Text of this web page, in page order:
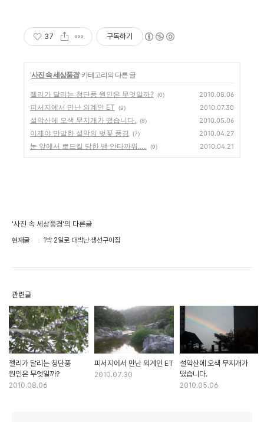
37 구독하기
'사진 속 세상풍경' 카테고리의 다른 글
젤리가 달리는 청단풍 원인은 무엇일까? (0) 2010.08.06
피서지에서 만난 외계인 ET (9) 2010.07.30
설악산에 오색 무지개가 떴습니다. (8) 2010.05.06
이제야 만발한 설악의 벚꽃 풍경 (7) 2010.04.27
눈 앞에서 로드킬 당한 뱀 안타까워..... (9) 2010.04.21
'사진 속 세상풍경'의 다른글
현재글 1박 2일로 대박난 생선구이집
관련글
젤리가 달리는 청단풍
원인은 무엇일까?
2010.08.06
피서지에서 만난 외계인 ET
2010.07.30
설악산에 오색 무지개가
떴습니다.
2010.05.06